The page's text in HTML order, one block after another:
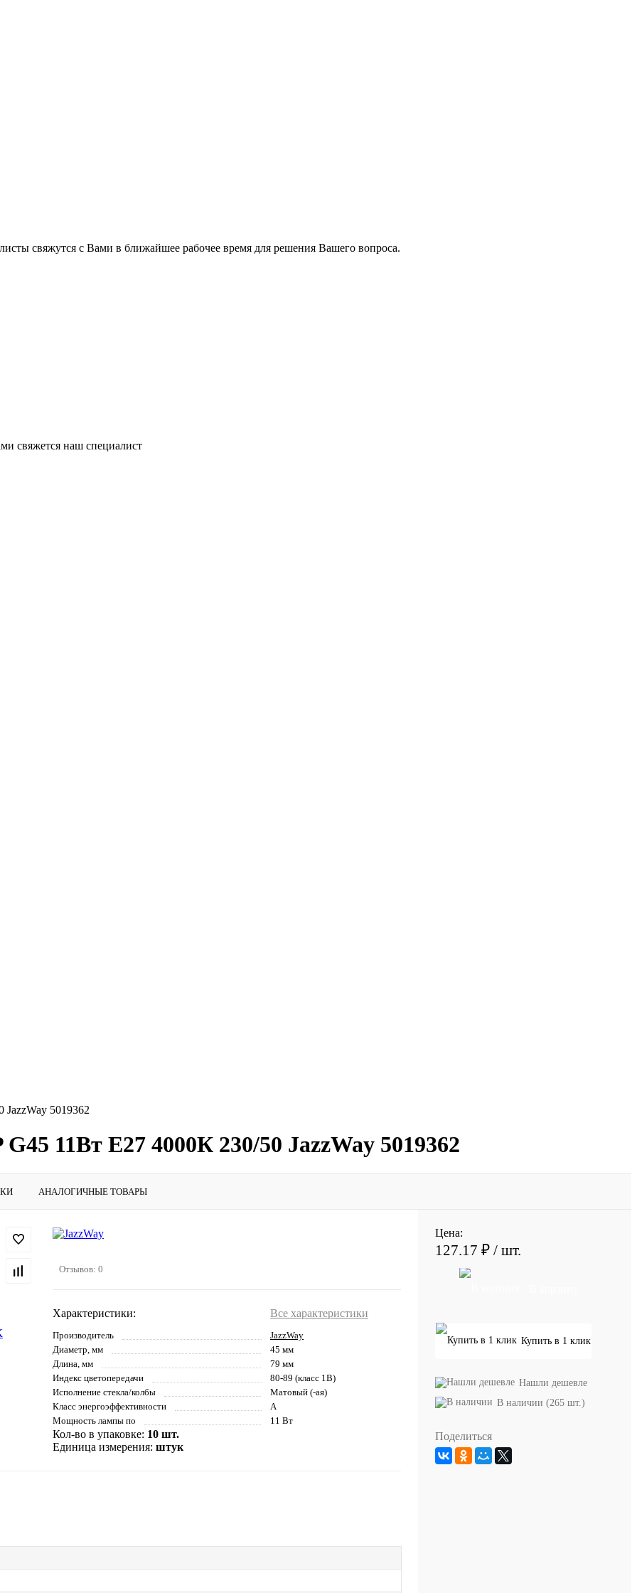
свяжутся с Вами в ближайшее рабочее время для решения Вашего вопроса.
свяжется наш специалист
JazzWay 5019362
11Вт E27 4000К 230/50 JazzWay 5019362
АНАЛОГИЧНЫЕ ТОВАРЫ
Отзывов: 0
Характеристики: Все характеристики
Производитель
JazzWay
Диаметр, мм
45 мм
Длина, мм
79 мм
Индекс цветопередачи
80-89 (класс 1В)
Исполнение стекла/колбы
Матовый (-ая)
Класс энергоэффективности
A
Мощность лампы по
11 Вт
Кол-во в упаковке: 10 шт.
Единица измерения: штук
Цена:
127.17 ₽ / шт.
Купить в 1 клик
Нашли дешевле
В наличии (265 шт.)
Поделиться